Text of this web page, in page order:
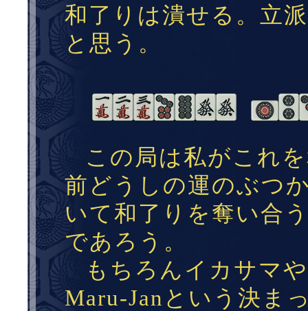
和了りは潰せる。立
と思う。
この局は私がこれ
前どうしの運のぶつ
いて和了りを奪い合
であろう。
もちろんイカサマ
Maru-Janという決ま